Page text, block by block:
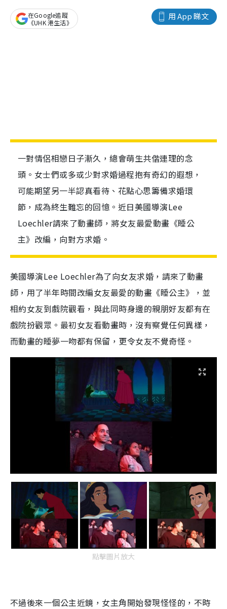
用 App 睇文
在Google追蹤
《UHK 港生活》
一對情侶相戀日子漸久，總會萌生共偕連理的念
頭。女士們或多或少對求婚過程抱有奇幻的遐想，
可能期望另一半認真看待、花點心思籌備求婚環
節，成為終生難忘的回憶。近日美國導演Lee
Loechler請來了動畫師，將女友最愛動畫《睡公
主》改編，向對方求婚。
美國導演Lee Loechler為了向女友求婚，請來了動畫
師，用了半年時間改編女友最愛的動畫《睡公主》，並
相約女友到戲院觀看，與此同時身邊的親朋好友都有在
戲院扮觀眾。最初女友看動畫時，沒有察覺任何異樣，
而動畫的睡夢一吻都有保留，更令女友不覺奇怪。
點擊圖片放大
不過後來一個公主近鏡，女主角開始發現怪怪的，不時